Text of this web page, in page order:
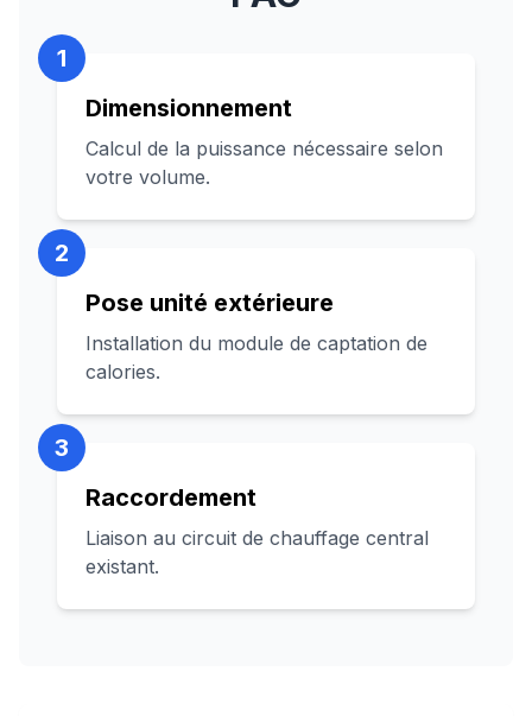
1
Dimensionnement
Calcul de la puissance nécessaire selon
votre volume.
2
Pose unité extérieure
Installation du module de captation de
calories.
3
Raccordement
Liaison au circuit de chauffage central
existant.